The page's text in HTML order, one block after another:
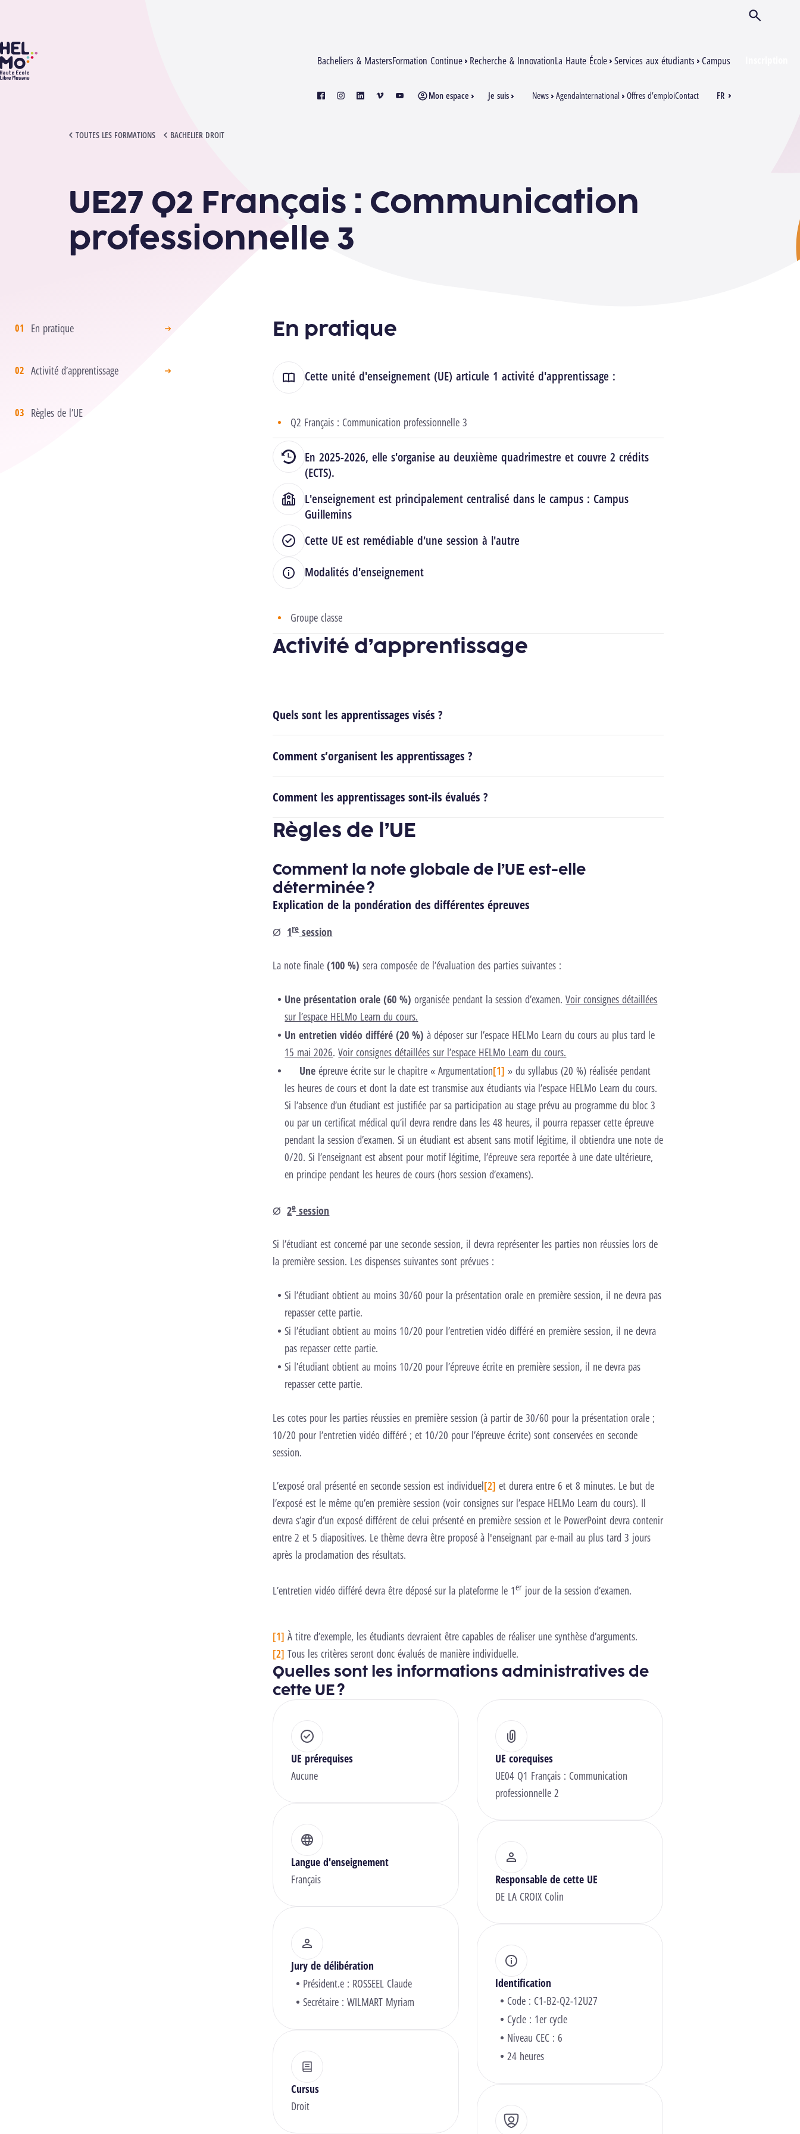
HELMo
Bacheliers & MastersFormation Continue Recherche & InnovationLa Haute École Services aux étudiants Campus
Mon espace Je suis News AgendaInternational Offres d’emploiContact
facebookinstagramlinkedinvimeo youtube
FR
Ouvrir/
TOUTES LES FORMATIONS BACHELIER DROIT
UE27 Q2 FRANÇAIS : COMMUNICATION PROFESSIONNELLE 3
UE27 Q2 Français : Communication
professionnelle 3
En pratique
Activité d’apprentissage
Règles de l’UE
En pratique
Cette unité d'enseignement (UE) articule 1 activité d'apprentissage :
Q2 Français : Communication professionnelle 3
En 2025-2026, elle s'organise au deuxième quadrimestre et couvre 2 crédits
(ECTS).
L'enseignement est principalement centralisé dans le campus : Campus
Guillemins
Cette UE est remédiable d'une session à l'autre
Modalités d'enseignement
Groupe classe
Activité d’apprentissage
Quels sont les apprentissages visés ?
Comment s’organisent les apprentissages ?
Comment les apprentissages sont-ils évalués ?
Règles de l’UE
Comment la note globale de l’UE est-elle
déterminée ?
Explication de la pondération des différentes épreuves
Ø 1resession
La note finale (100 %) sera composée de l’évaluation des parties suivantes :
Une présentation orale (60 %) organisée pendant la session d’examen.Voir consignes détaillées
sur l’espace HELMo Learn du cours.
Un entretien vidéo différé (20 %) à déposer sur l’espace HELMo Learn du cours au plus tard le
15 mai 2026.Voir consignes détaillées sur l’espace HELMo Learn du cours.
Uneépreuve écrite sur le chapitre « Argumentation[1] » du syllabus (20 %) réalisée pendant
les heures de cours et dont la date est transmise aux étudiants via l’espace HELMo Learn du cours.
Si l’absence d’un étudiant est justifiée par sa participation au stage prévu au programme du bloc 3
ou par un certificat médical qu’il devra rendre dans les 48 heures, il pourra repasser cette épreuve
pendant la session d’examen. Si un étudiant est absent sans motif légitime, il obtiendra une note de
0/20. Si l’enseignant est absent pour motif légitime, l’épreuve sera reportée à une date ultérieure,
en principe pendant les heures de cours (hors session d’examens).
Ø 2esession
Si l’étudiant est concerné par une seconde session, il devra représenter les parties non réussies lors de
la première session. Les dispenses suivantes sont prévues :
Si l’étudiant obtient au moins 30/60 pour la présentation orale en première session, il ne devra pas
repasser cette partie.
Si l’étudiant obtient au moins 10/20 pour l’entretien vidéo différé en première session, il ne devra
pas repasser cette partie.
Si l’étudiant obtient au moins 10/20 pour l’épreuve écrite en première session, il ne devra pas
repasser cette partie.
Les cotes pour les parties réussies en première session (à partir de 30/60 pour la présentation orale ;
10/20 pour l’entretien vidéo différé ; et 10/20 pour l’épreuve écrite) sont conservées en seconde
session.
L’exposé oral présenté en seconde session est individuel[2] et durera entre 6 et 8 minutes. Le but de
l’exposé est le même qu’en première session (voir consignes sur l’espace HELMo Learn du cours). Il
devra s’agir d’un exposé différent de celui présenté en première session et le PowerPoint devra contenir
entre 2 et 5 diapositives. Le thème devra être proposé à l'enseignant par e-mail au plus tard 3 jours
après la proclamation des résultats.
L’entretien vidéo différé devra être déposé sur la plateforme le 1er jour de la session d’examen.
[1] À titre d’exemple, les étudiants devraient être capables de réaliser une synthèse d’arguments.
[2] Tous les critères seront donc évalués de manière individuelle.
Quelles sont les informations administratives de
cette UE ?
UE prérequises
Aucune
UE corequises
UE04 Q1 Français : Communication
professionnelle 2
Langue d'enseignement
Français
Responsable de cette UE
DE LA CROIX Colin
Jury de délibération
Président.e : ROSSEEL Claude
Secrétaire :WILMART Myriam
Identification
Code : C1-B2-Q2-12U27
Cycle : 1er cycle
Niveau CEC : 6
24 heures
Cursus
Droit